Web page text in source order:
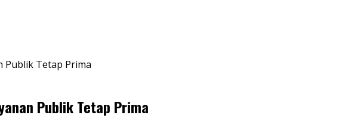
Publik Tetap Prima
Publik Tetap Prima